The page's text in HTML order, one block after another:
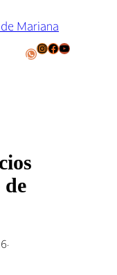
WhatsApp InstagramFacebook Youtube
·